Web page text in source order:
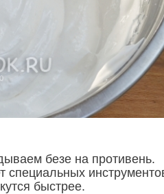
безе на противень.
специальных
быстрее.